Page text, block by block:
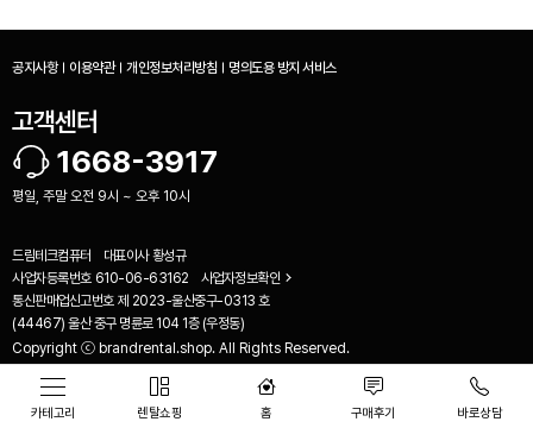
공지사항 이용약관 개인정보처리방침 명의도용 방지 서비스
고객센터
1668-3917
평일, 주말 오전 9시 ~ 오후 10시
드림테크컴퓨터 대표이사 황성규
사업자등록번호 610-06-63162
사업자정보확인
통신판매업신고번호 제 2023-울산중구-0313 호
(44467) 울산 중구 명륜로 104 1층 (우정동)
Copyright ⓒ brandrental.shop. All Rights Reserved.
카테고리 렌탈쇼핑 홈 구매후기 바로상담
비교하기(0)